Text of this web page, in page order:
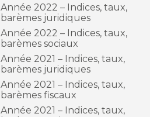
Année 2022 – Indices, taux,
barèmes juridiques
Année 2022 – Indices, taux,
barèmes sociaux
Année 2021 – Indices, taux,
barèmes juridiques
Année 2021 – Indices, taux,
barèmes fiscaux
Année 2021 – Indices, taux,